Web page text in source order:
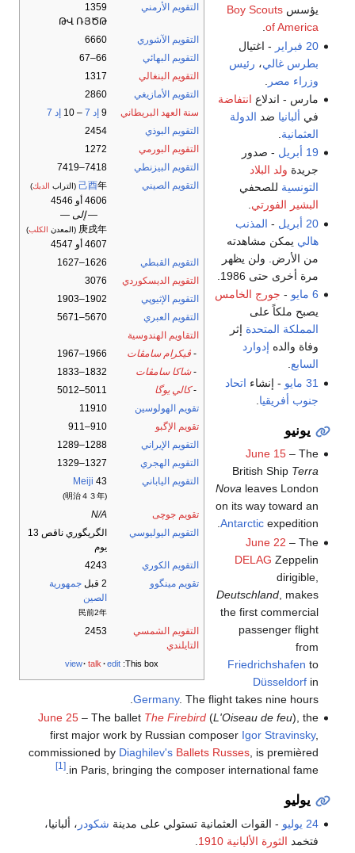
التقويم الأرمني
1359
ԹՎ ՌՅԾԹ
التقويم الآشوري
6660
التقويم البهائي
66–67
التقويم البنغالي
1317
التقويم الأمازيغي
2860
سنة العهد البريطاني
9 إد 7 – 10
إد 7
التقويم البوذي
2454
التقويم البورمي
1272
التقويم البيزنطي
7418–7419
التقويم الصيني
己酉年 (التراب الديك)
4606 أو 4546
— إلى —
庚戌年 (المعدن الكلب)
4607 أو 4547
التقويم القبطي
1626–1627
التقويم الديسكوردي
3076
التقويم الإثيوپي
1902–1903
التقويم العبري
5670–5671
التقاويم الهندوسية
- ڤيكرام سامڤات
1966–1967
-شاكا سامڤات
1832–1833
-كالي يوگا
5011–5012
تقويم الهولوسين
11910
تقويم الإگبو
910–911
التقويم الإيراني
1288–1289
التقويم الهجري
1327–1329
التقويم الياباني
Meiji 43
(明治４３年)
تقويم جوچى
N/A
التقويم اليوليوسي
الگريگوري ناقص 13
يوم
التقويم الكوري
4243
تقويم مينگوو
2 قبل
جمهورية
الصين
民前2年
التقويم الشمسي
التايلندي
2453
This box:
view talk edit
يؤسسBoy Scouts
of America
.
20 فبراير
- اغتيال
بطرس غالي، رئيس
وزراء مصر
مارس - اندلاع انتفاضة
في ألبانيا ضد الدولة
العثمانية
19 أبريل
- صدور
جريدة ولد البلاد
التونسية للصحفي
البشير الفورتي.
20 أبريل
- المذنب
هالي يمكن مشاهدته
من الأرض. ولن يظهر
مرة أخرى حتى 1986.
6 مايو
- جورج الخامس
يصبح ملكاً على
المملكة المتحدة إثر
وفاة والده إدوارد
السابع
31 مايو
- إنشاء اتحاد
جنوب أفريقيا
يونيو
June 15– The
British Ship Terra
Nova leaves London
on its way toward an
Antarcticexpedition.
June 22 – The
DELAG Zeppelin
dirigible,
Deutschland, makes
the first commercial
passenger flight
from
Friedrichshafen to
Düsseldorfin
Germany. The flight takes nine hours.
June 25– The ballet The Firebird(L'Oiseau de feu), the
first major work by Russian composer Igor Stravinsky,
commissioned by Diaghilev's Ballets Russes, is premièred
in Paris, bringing the composer international fame.
[1]
يوليو
24 يوليو - القوات العثمانية تستولي على مدينة شكودر ، ألبانيا،
فتخمد الثورة الألبانية 1910